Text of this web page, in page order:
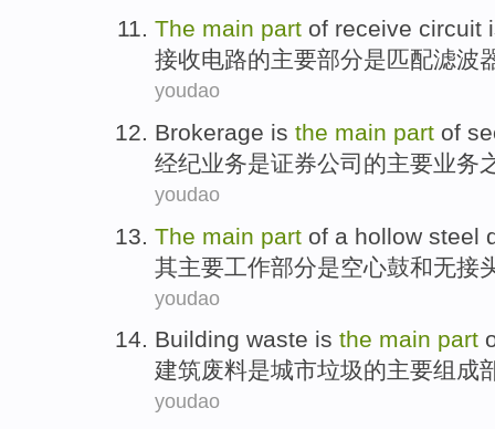
The main part of receive circuit
接收电路的主要部分是匹配滤波
youdao
Brokerage is the main part of
经纪业务是证券公司 的主要业务
youdao
The main part of a hollow steel
其主要工作部分是空心鼓和无接
youdao
Building waste is the main part
建筑废料是城市垃圾的主要组成
youdao